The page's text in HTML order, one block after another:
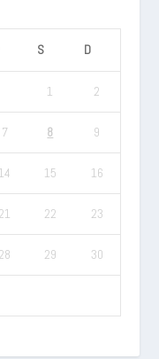
S D
1 2
7 8 9
14 15 16
21 22 23
28 29 30